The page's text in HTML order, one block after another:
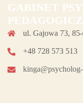
GABINET
ul. Gajowa 73,
+48 728 573 513